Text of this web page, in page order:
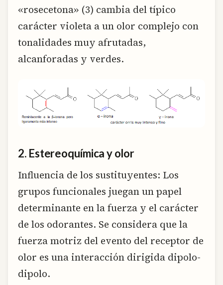
«rosecetona» (3) cambia del típico
carácter violeta a un olor complejo con
tonalidades muy afrutadas,
alcanforadas y verdes.
2. Estereoquímica y olor
Influencia de los sustituyentes: Los
grupos funcionales juegan un papel
determinante en la fuerza y el carácter
de los odorantes. Se considera que la
fuerza motriz del evento del receptor de
olor es una interacción dirigida dipolo-
dipolo.